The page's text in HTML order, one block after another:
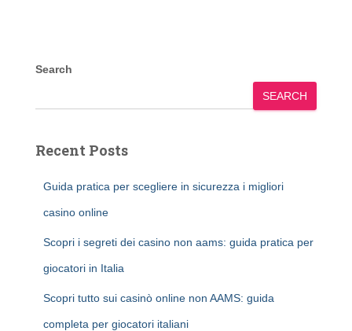
Search
SEARCH
Recent Posts
Guida pratica per scegliere in sicurezza i migliori
casino online
Scopri i segreti dei casino non aams: guida pratica per
giocatori in Italia
Scopri tutto sui casinò online non AAMS: guida
completa per giocatori italiani